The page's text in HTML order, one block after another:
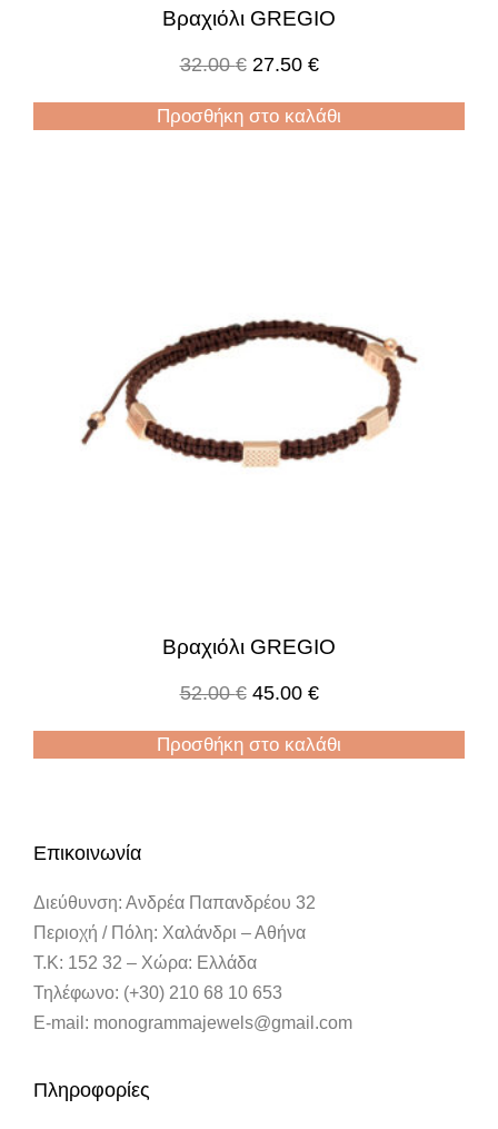
Βραχιόλι GREGIO
32.00€ 27.50 €
Προσθήκη στο καλάθι
Βραχιόλι GREGIO
52.00€ 45.00 €
Προσθήκη στο καλάθι
Επικοινωνία
Διεύθυνση: Ανδρέα Παπανδρέου 32
Περιοχή / Πόλη: Χαλάνδρι – Αθήνα
Τ.Κ: 152 32 – Χώρα: Ελλάδα
Τηλέφωνο: (+30) 210 68 10 653
E-mail: monogrammajewels@gmail.com
Πληροφορίες